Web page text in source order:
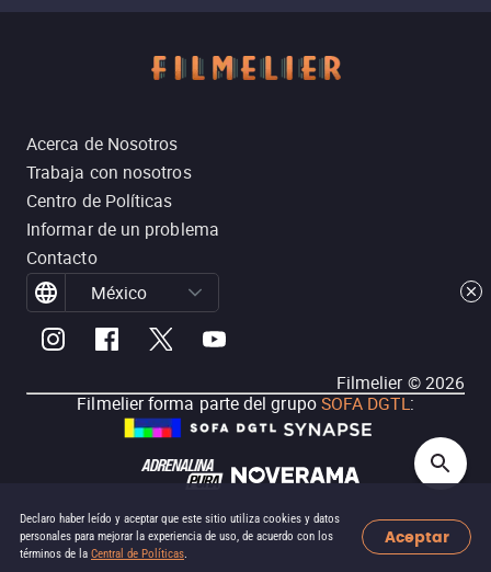
Declaro haber leído y aceptar que este sitio utiliza cookies y datos
personales para mejorar la experiencia de uso, de acuerdo con los
términos de la Central de Políticas.
Aceptar
Acerca de Nosotros
Trabaja con nosotros
Centro de Políticas
Informar de un problema
Contacto
México
Filmelier ©2026
Filmelier forma parte del grupoSOFA DGTL: